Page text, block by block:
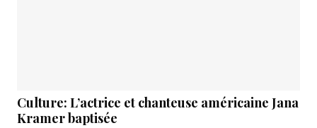
Culture: L’actrice et chanteuse américaine Jana
Kramer baptisée